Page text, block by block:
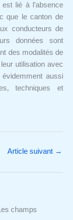
lié à l’absence
que le canton de
conducteurs de
données sont
des modalités de
utilisation avec
aussi
techniques et
Article suivant →
Les champs